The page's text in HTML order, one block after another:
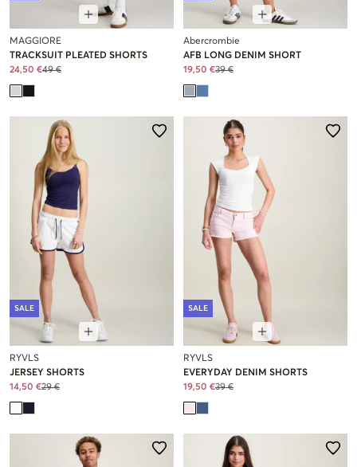
MAGGIORE
TRACKSUIT PLEATED SHORTS
24,50 €49 €
Abercrombie
AFB LONG DENIM SHORT
19,50 €39 €
SALE
RYVLS
JERSEY SHORTS
14,50 €29 €
SALE
RYVLS
EVERYDAY DENIM SHORTS
19,50 €39 €